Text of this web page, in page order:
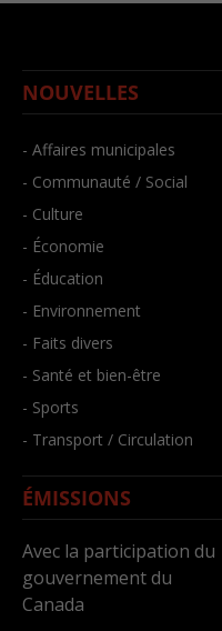
NOUVELLES
- Affaires municipales
- Communauté / Social
- Culture
- Économie
- Éducation
- Environnement
- Faits divers
- Santé et bien-être
- Sports
- Transport / Circulation
ÉMISSIONS
Avec la participation du
gouvernement du
Canada